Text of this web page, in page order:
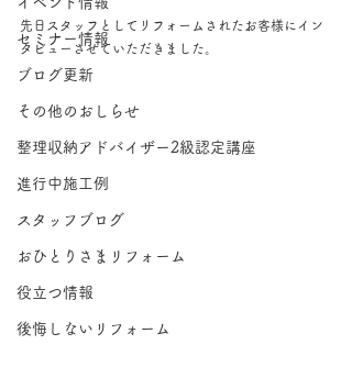
セミナー情報
ブログ更新
その他のおしらせ
整理収納アドバイザー2級認定講座
進行中施工例
スタッフブログ
おひとりさまリフォーム
役立つ情報
後悔しないリフォーム
先日スタッフとしてリフォームされたお客様にイン
タビューさせていただきました。